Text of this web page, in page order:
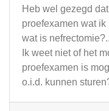
Heb wel gezegd
proefexamen wat
wat is
Ik weet niet of het
proefexamen is
o.i.d. kunnen